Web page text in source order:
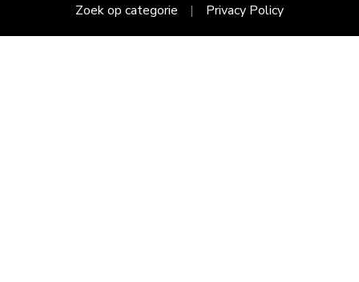
Zoek op categorie
Privacy Policy